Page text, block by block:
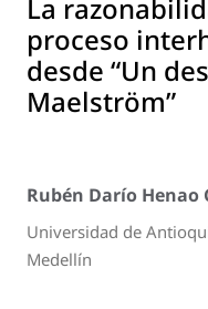
La
proceso
desde “Un
Maelström”
Rubén Darío Henao
Universidad de
Medellín